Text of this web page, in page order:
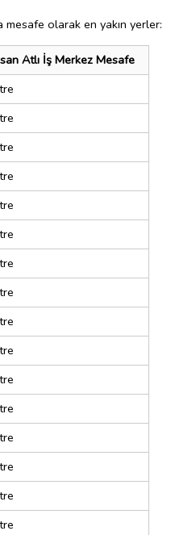
mesafe olarak en yakın yerler:
Atlı İş Merkez Mesafe